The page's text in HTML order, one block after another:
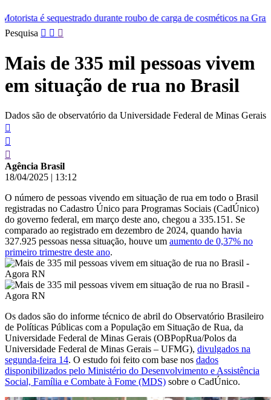
durante roubo de carga de cosméticos na Grande Natal
Pular
conteúdo
Pesquisa
Mais de 335 mil pessoas vivem
em situação de rua no Brasil
Dados são de observatório da Universidade Federal de Minas Gerais
Agência Brasil
18/04/2025 | 13:12
O número de pessoas vivendo em situação de rua em todo o Brasil
registradas no Cadastro Único para Programas Sociais (CadÚnico)
do governo federal, em março deste ano, chegou a 335.151. Se
comparado ao registrado em dezembro de 2024, quando havia
327.925 pessoas nessa situação, houve um aumento de 0,37% no
primeiro trimestre deste ano.
Os dados são do informe técnico de abril do Observatório Brasileiro
de Políticas Públicas com a População em Situação de Rua, da
Universidade Federal de Minas Gerais (OBPopRua/Polos da
Universidade Federal de Minas Gerais – UFMG), divulgados na
segunda-feira 14. O estudo foi feito com base nos dados
disponibilizados pelo Ministério do Desenvolvimento e Assistência
Social, Família e Combate à Fome (MDS) sobre o CadÚnico.